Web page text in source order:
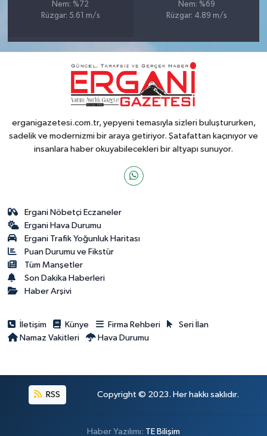
Nem: %72
Rüzgar: 5.61 m/s
Nem: %69
Rüzgar: 4.89 m/s
erganigazetesi.com.tr, yepyeni temasıyla sizleri buluştururken,
sadelik ve modernizmi bir araya getiriyor. Şatafattan kaçınıyor ve
insanlara haber okuyabilecekleri bir altyapı sunuyor.
Ergani Nöbetçi Eczaneler
Ergani Hava Durumu
Ergani Trafik Yoğunluk Haritası
Puan Durumu ve Fikstür
Tüm Manşetler
Son Dakika Haberleri
Haber Arşivi
İletişim Künye Firma Rehberi
Seri İlan
Namaz Vakitleri
Hava Durumu
RSS Copyright © 2023. Her hakkı saklıdır.
Haber Yazılımı: TE Bilişim